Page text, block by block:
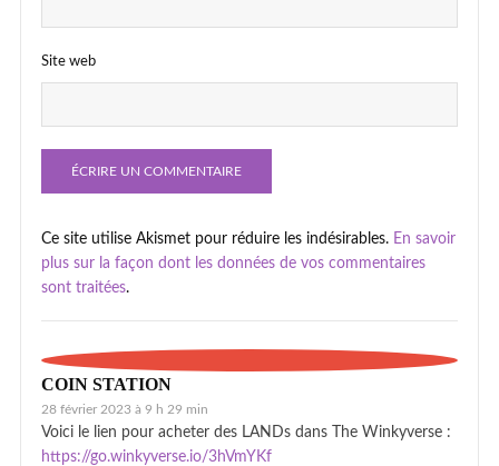
Site web
Ce site utilise Akismet pour réduire les indésirables. En savoir
plus sur la façon dont les données de vos commentaires
sont traitées.
COIN STATION
28 février 2023 à 9 h 29 min
Voici le lien pour acheter des LANDs dans The Winkyverse :
https://go.winkyverse.io/3hVmYKf